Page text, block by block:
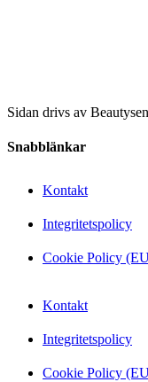
Sidan drivs av
Snabblänkar
Kontakt
Integritetspolicy
Cookie Policy
Kontakt
Integritetspolicy
Cookie Policy